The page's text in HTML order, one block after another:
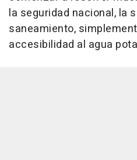
la seguridad nacional, la
saneamiento,
accesibilidad al agua